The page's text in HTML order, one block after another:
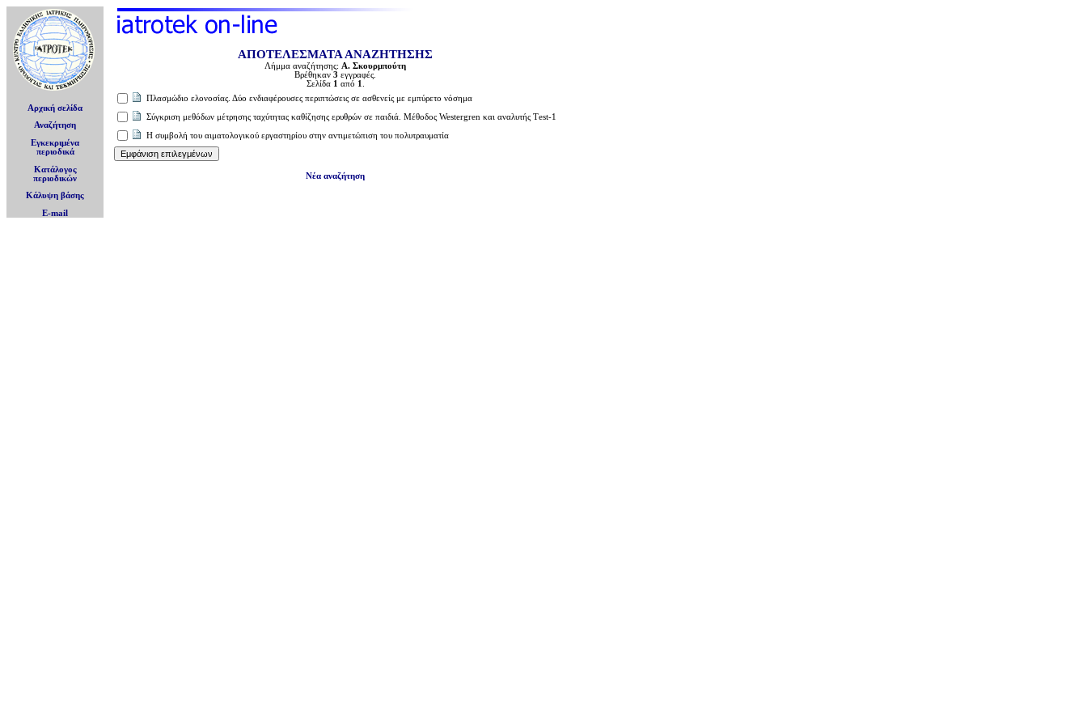
Αρχική σελίδα
Αναζήτηση
Εγκεκριμένα
περιοδικά
Κατάλογος
περιοδικών
Κάλυψη βάσης
E-mail
ΑΠΟΤΕΛΕΣΜΑΤΑ ΑΝΑΖΗΤΗΣΗΣ
Λήμμα αναζήτησης: Α. Σκουρμπούτη
Βρέθηκαν 3 εγγραφές.
Σελίδα 1 από 1
Πλασμώδιο ελονοσίας. Δύο ενδιαφέρουσες περιπτώσεις σε ασθενείς με εμπύρετο νόσημα
Σύγκριση μεθόδων μέτρησης ταχύτητας καθίζησης ερυθρών σε παιδιά. Μέθοδος Westergren και αναλυτής Τest-1
Η συμβολή του αιματολογικού εργαστηρίου στην αντιμετώπιση του πολυτραυματία
Νέα αναζήτηση